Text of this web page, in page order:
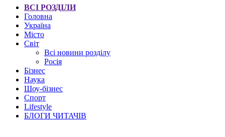
ВСІ РОЗДІЛИ
Головна
Україна
Місто
Світ
Всі новини розділу
Росія
Бізнес
Наука
Шоу-бізнес
Спорт
Lifestyle
БЛОГИ ЧИТАЧІВ